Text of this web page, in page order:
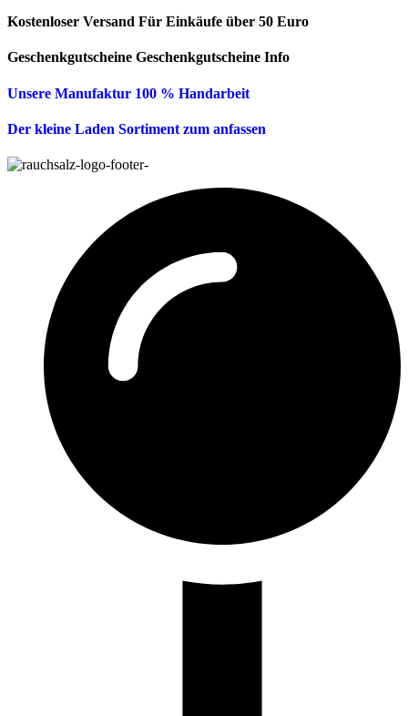
Kostenloser Versand Für Einkäufe über 50 Euro
Geschenkgutscheine Geschenkgutscheine Info
Unsere Manufaktur 100 % Handarbeit
Der kleine Laden Sortiment zum anfassen